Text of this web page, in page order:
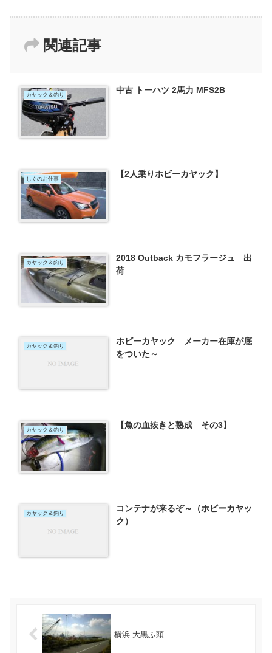
関連記事
カヤック＆釣り 中古 トーハツ 2馬力 MFS2B
しぐのお仕事 【2人乗りホビーカヤック】
カヤック＆釣り
2018 Outback カモフラージュ 出
荷
カヤック＆釣り
ホビーカヤック メーカー在庫が底
をついた～
カヤック＆釣り 【魚の血抜きと熟成 その3】
カヤック＆釣り
コンテナが来るぞ～（ホビーカヤッ
ク）
横浜 大黒ふ頭